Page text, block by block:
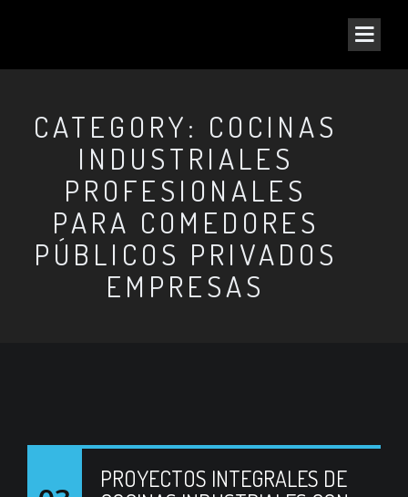
CATEGORY: COCINAS
INDUSTRIALES
PROFESIONALES
PARA COMEDORES
PÚBLICOS PRIVADOS
EMPRESAS
PROYECTOS INTEGRALES DE